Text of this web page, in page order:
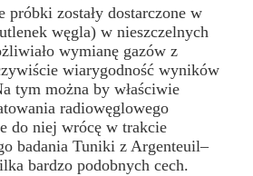
próbki zostały dostarczone w
węgla) w nieszczelnych
wymianę gazów z
wiarygodność wyników
tym można by właściwie
radiowęglowego
do niej wrócę w trakcie
badania Tuniki z Argenteuil–
bardzo podobnych cech.